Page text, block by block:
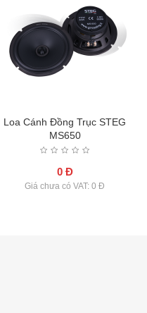
Loa Cánh Đồng Trục STEG
MS650
0 Đ
Giá chưa có VAT: 0 Đ